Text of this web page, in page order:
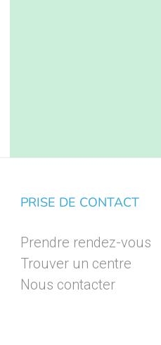
PRISE DE CONTACT
Prendre rendez-vous
Trouver un centre
Nous contacter